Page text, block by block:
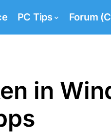
PC Tips Forum
in